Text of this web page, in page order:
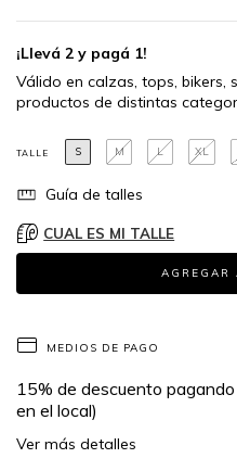
¡Llevá 2 y pagá 1!
TALLE S M L XL
Guía de talles
CUAL ES MI TALLE
MEDIOS DE PAGO
15% de descuento
en el local)
Ver más detalles